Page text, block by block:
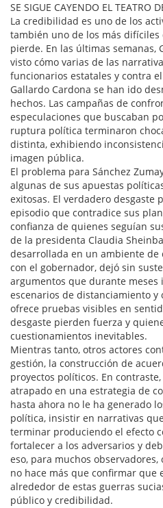
SE SIGUE CAYENDO EL TEATRO
La credibilidad es uno de los
también uno de los más
pierde. En las últimas semanas,
visto cómo varias de las
funcionarios estatales y contra
Gallardo Cardona se han ido
hechos. Las campañas de
especulaciones que buscaban
ruptura política terminaron
distinta, exhibiendo
imagen pública.
El problema para Sánchez
algunas de sus apuestas
exitosas. El verdadero desgaste
episodio que contradice sus
confianza de quienes seguían
de la presidenta Claudia
desarrollada en un ambiente
con el gobernador, dejó sin
argumentos que durante
escenarios de distanciamiento
ofrece pruebas visibles en
desgaste pierden fuerza y
cuestionamientos inevitables.
Mientras tanto, otros actores
gestión, la construcción de
proyectos políticos. En
atrapado en una estrategia de
hasta ahora no le ha generado
política, insistir en narrativas
terminar produciendo el efecto
fortalecer a los adversarios y
eso, para muchos
no hace más que confirmar que
alrededor de estas guerras
público y credibilidad.